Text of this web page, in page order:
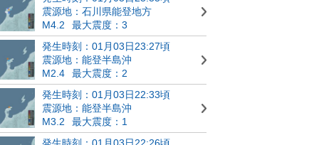
震源地：石川県能登地方
M4.2
最大震度：3
発生時刻：01月03日23:27頃
震源地：能登半島沖
M2.4
最大震度：2
発生時刻：01月03日22:33頃
震源地：能登半島沖
M3.2
最大震度：1
発生時刻：01月03日22:26頃